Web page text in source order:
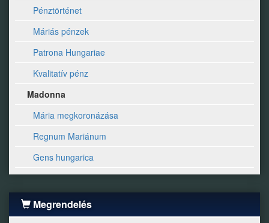
Pénztörténet
Máriás pénzek
Patrona Hungariae
Kvalitatív pénz
Madonna
Mária megkoronázása
Regnum Mariánum
Gens hungarica
Megrendelés